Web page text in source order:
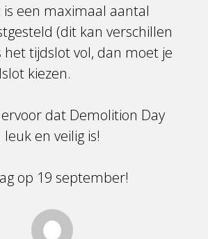
een maximaal aantal
(dit kan verschillen
het tijdslot vol, dan moet je
kiezen.
dat Demolition Day
en veilig is!
op 19 september!